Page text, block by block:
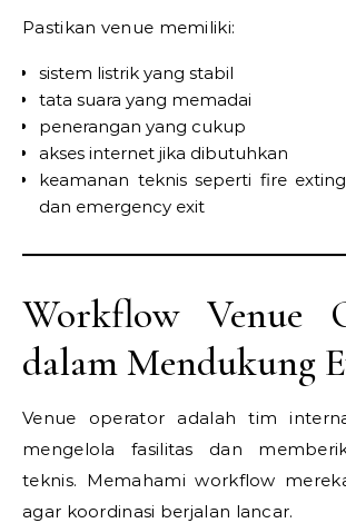
Pastikan venue memiliki:
sistem listrik yang stabil
tata suara yang memadai
penerangan yang cukup
akses internet jika dibutuhkan
keamanan teknis seperti fire
dan emergency exit
Workflow Venue
dalam Mendukung
Venue operator adalah tim
mengelola fasilitas dan
teknis. Memahami workflow
agar koordinasi berjalan lancar.